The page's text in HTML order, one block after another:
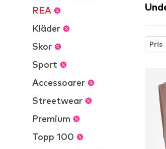
REA
Kläder
Skor
Sport
Accessoarer
Streetwear
Premium
Topp 100
Pris